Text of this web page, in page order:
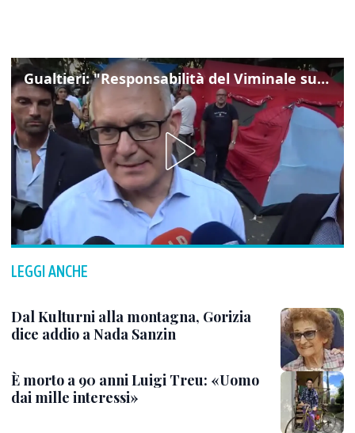
Gualtieri: "Responsabilità del Viminale su Spin Time? La posizione dei partiti è nota"
LEGGI ANCHE
Dal Kulturni alla montagna, Gorizia
dice addio a Nada Sanzin
È morto a 90 anni Luigi Treu: «Uomo
dai mille interessi»